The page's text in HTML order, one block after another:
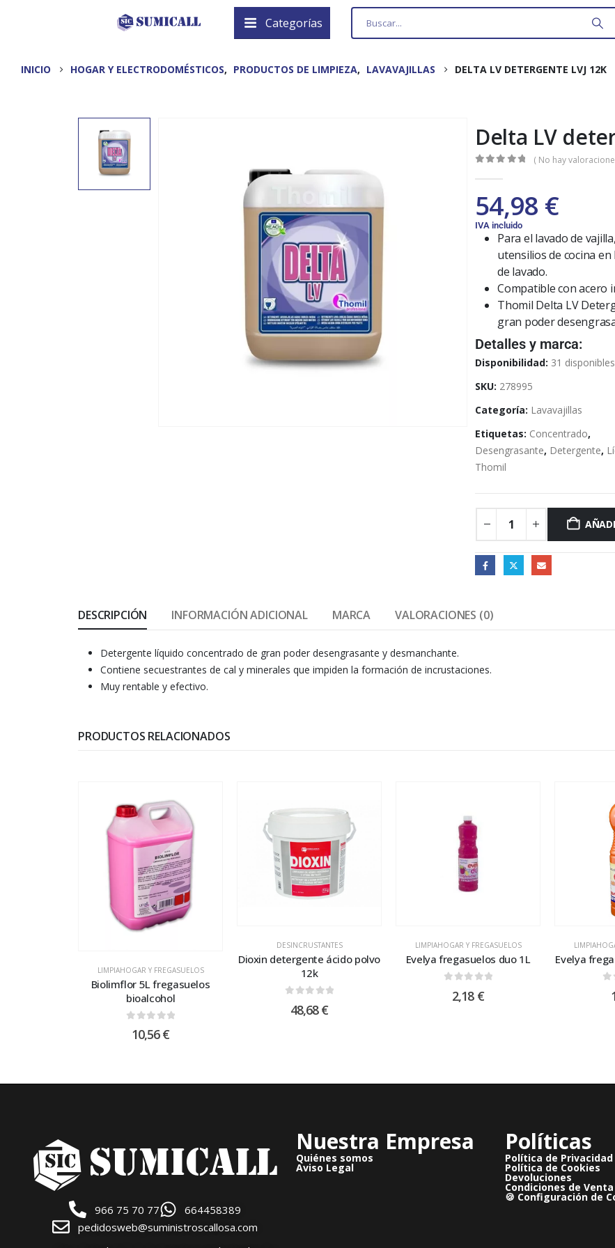
Categorías
INICIO HOGAR Y ELECTRODOMÉSTICOS, PRODUCTOS DE LIMPIEZA, LAVAVAJILLAS DELTA LV DETERGENTE LVJ 12K
Delta LV
( No hay
54,98 €
IVA incluido
Para el lavado de
utensilios de cocina
de lavado.
Compatible con acero
Thomil Delta LV
gran poder
Detalles y marca:
Disponibilidad: 31 disponibles
SKU: 278995
Categoría: Lavavajillas
Etiquetas: Concentrado,
Desengrasante, Detergente,
Thomil
DESCRIPCIÓN INFORMACIÓN ADICIONAL MARCA VALORACIONES (0)
Detergente líquido concentrado de gran poder desengrasante y desmanchante.
Contiene secuestrantes de cal y minerales que impiden la formación de incrustaciones.
Muy rentable y efectivo.
PRODUCTOS RELACIONADOS
LIMPIAHOGAR Y FREGASUELOS
Biolimflor 5L fregasuelos
bioalcohol
10,56€
DESINCRUSTANTES
Dioxin detergente ácido polvo
12k
48,68€
LIMPIAHOGAR Y FREGASUELOS
Evelya fregasuelos duo 1L
2,18 €
Evelya
966 75 70 77
664458389
pedidosweb@suministroscallosa.com
Nuestra Empresa
Quiénes somos
Aviso Legal
Políticas
Política de Privacidad
Política de Cookies
Devoluciones
Condiciones de Venta
🍪 Configuración de